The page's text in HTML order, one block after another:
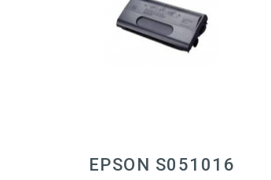
EPSON S051016